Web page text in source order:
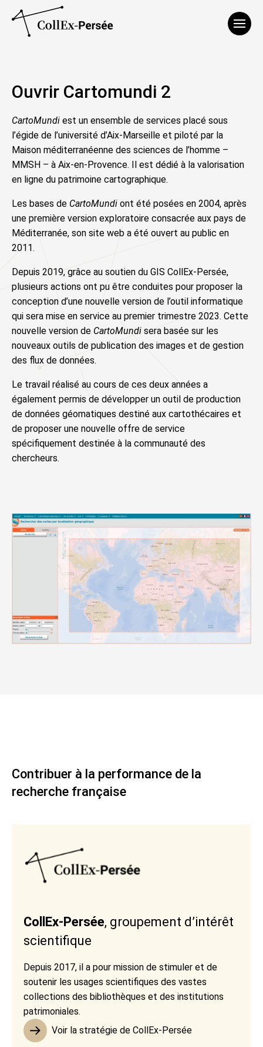
Ouvrir Cartomundi 2
CartoMundi est un ensemble de services placé sous
l’égide de l’université d’Aix-Marseille et piloté par la
Maison méditerranéenne des sciences de l’homme –
MMSH – à Aix-en-Provence. Il est dédié à la valorisation
en ligne du patrimoine cartographique.
Les bases de CartoMundi ont été posées en 2004, après
une première version exploratoire consacrée aux pays de
Méditerranée, son site web a été ouvert au public en
2011.
Depuis 2019, grâce au soutien du GIS CollEx-Persée,
plusieurs actions ont pu être conduites pour proposer la
conception d’une nouvelle version de l’outil informatique
qui sera mise en service au premier trimestre 2023. Cette
nouvelle version de CartoMundi sera basée sur les
nouveaux outils de publication des images et de gestion
des flux de données.
Le travail réalisé au cours de ces deux années a
également permis de développer un outil de production
de données géomatiques destiné aux cartothécaires et
de proposer une nouvelle offre de service
spécifiquement destinée à la communauté des
chercheurs.
Contribuer à la performance de la
recherche française
CollEx-Persée, groupement d’intérêt
scientifique
Depuis 2017, il a pour mission de stimuler et de
soutenir les usages scientifiques des vastes
collections des bibliothèques et des institutions
patrimoniales.
Voir la stratégie de CollEx-Persée